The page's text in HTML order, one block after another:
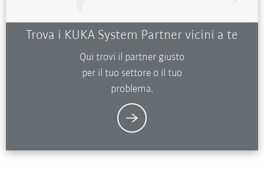
Trova i KUKA System Partner vicini a te
Qui trovi il partner giusto
per il tuo settore o il tuo
problema.